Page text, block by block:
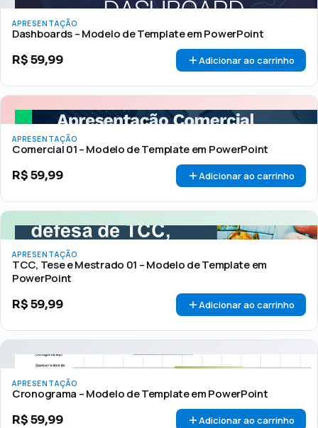
APRESENTAÇÃO
Dashboards – Modelo de Template em PowerPoint
R$59,99 Adicionar ao carrinho
APRESENTAÇÃO
Comercial 01 – Modelo de Template em PowerPoint
R$59,99 Adicionar ao carrinho
APRESENTAÇÃO
TCC, Tese e Mestrado 01 – Modelo de Template em
PowerPoint
R$59,99 Adicionar ao carrinho
APRESENTAÇÃO
Cronograma – Modelo de Template em PowerPoint
R$59,99 Adicionar ao carrinho